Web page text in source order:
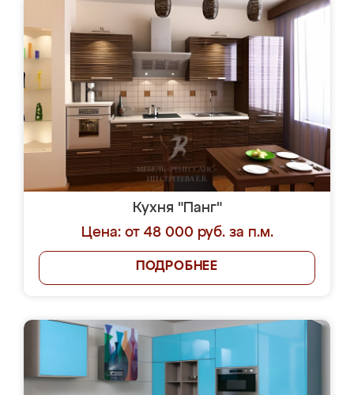
Кухня "Панг"
Цена: от 48 000 руб. за п.м.
ПОДРОБНЕЕ